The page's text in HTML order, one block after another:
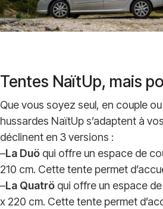
Tentes NaïtUp, mais
Que vous soyez seul, en couple
hussardes NaïtUp s’adaptent à
déclinent en 3 versions :
–La Duö qui offre un espace de
210 cm. Cette tente permet
–La Quatrö qui offre un espace
x 220 cm. Cette tente permet